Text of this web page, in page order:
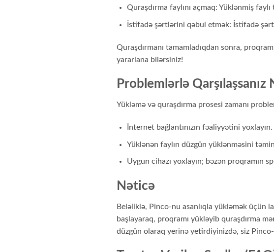
Quraşdırma faylını açmaq: Yüklənmiş faylı
İstifadə şərtlərini qəbul etmək: İstifadə
Quraşdırmanı tamamladıqdan sonra,
yararlana bilərsiniz!
Problemlərlə Qarşılaşsanız
Yükləmə və quraşdırma prosesi zamanı
İnternet bağlantınızın fəaliyyətini yoxlayın.
Yüklənən faylın düzgün yüklənməsini
Uygun cihazı yoxlayın; bəzən proqramın
Nəticə
Beləliklə, Pinco-nu asanlıqla yükləmək üçün
başlayaraq, proqramı yükləyib quraşdırma
düzgün olaraq yerinə yetirdiyinizdə, siz